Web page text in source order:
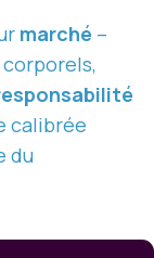
marché –
corporels,
calibrée
du